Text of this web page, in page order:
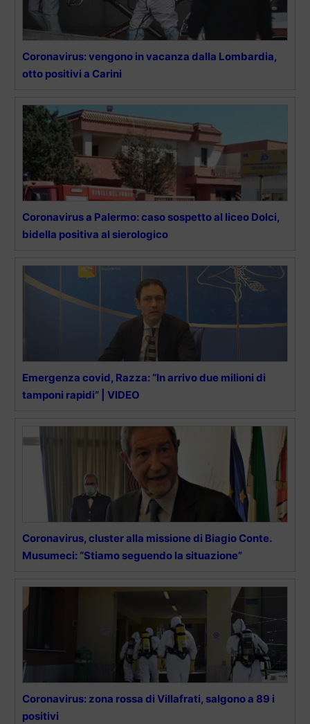
Coronavirus: vengono in vacanza dalla Lombardia,
otto positivi a Carini
Coronavirus a Palermo: caso sospetto al liceo Dolci,
bidella positiva al sierologico
Emergenza covid, Razza: “In arrivo due milioni di
tamponi rapidi” | VIDEO
Coronavirus, cluster alla missione di Biagio Conte.
Musumeci: “Stiamo seguendo la situazione”
Coronavirus: zona rossa di Villafrati, salgono a 89 i
positivi